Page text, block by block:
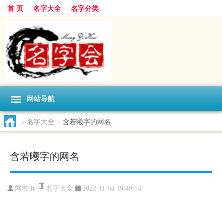
首 页 名字大全 名字分类
网站导航
> 名字大全 > 含若曦字的网名
含若曦字的网名
网友:hr 名字大全 2022-11-04 19:49:14